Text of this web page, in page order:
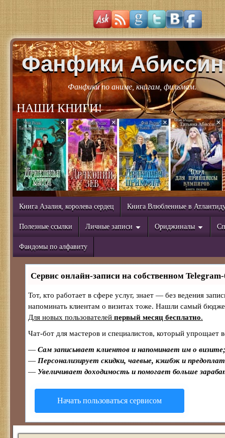
Фанфики Абиссин
Фанфики по аниме, книгам, фильмам.
НАШИ КНИГИ!
Книга Азалия, королева сердец Книга Влюбленные в
Полезные ссылки Личные записи Ориджиналы
Фандомы по алфавиту
Сервис онлайн-записи на собственном Telegram-
Тот, кто работает в сфере услуг, знает — без ведения
напоминать клиентам о визитах тоже. Нашли самый
Для новых пользователей первый месяц бесплатно.
Чат-бот для мастеров и специалистов, который упрощает
— Сам записывает клиентов и напоминает им о визите;
— Персонализирует скидки, чаевые, кэшбэк и
— Увеличивает доходимость и помогает больше
Начать пользоваться сервисом